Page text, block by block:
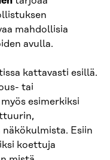
mahdollisia
avulla.
kattavasti esillä.
tai
esimerkiksi
Esiin
koettuja